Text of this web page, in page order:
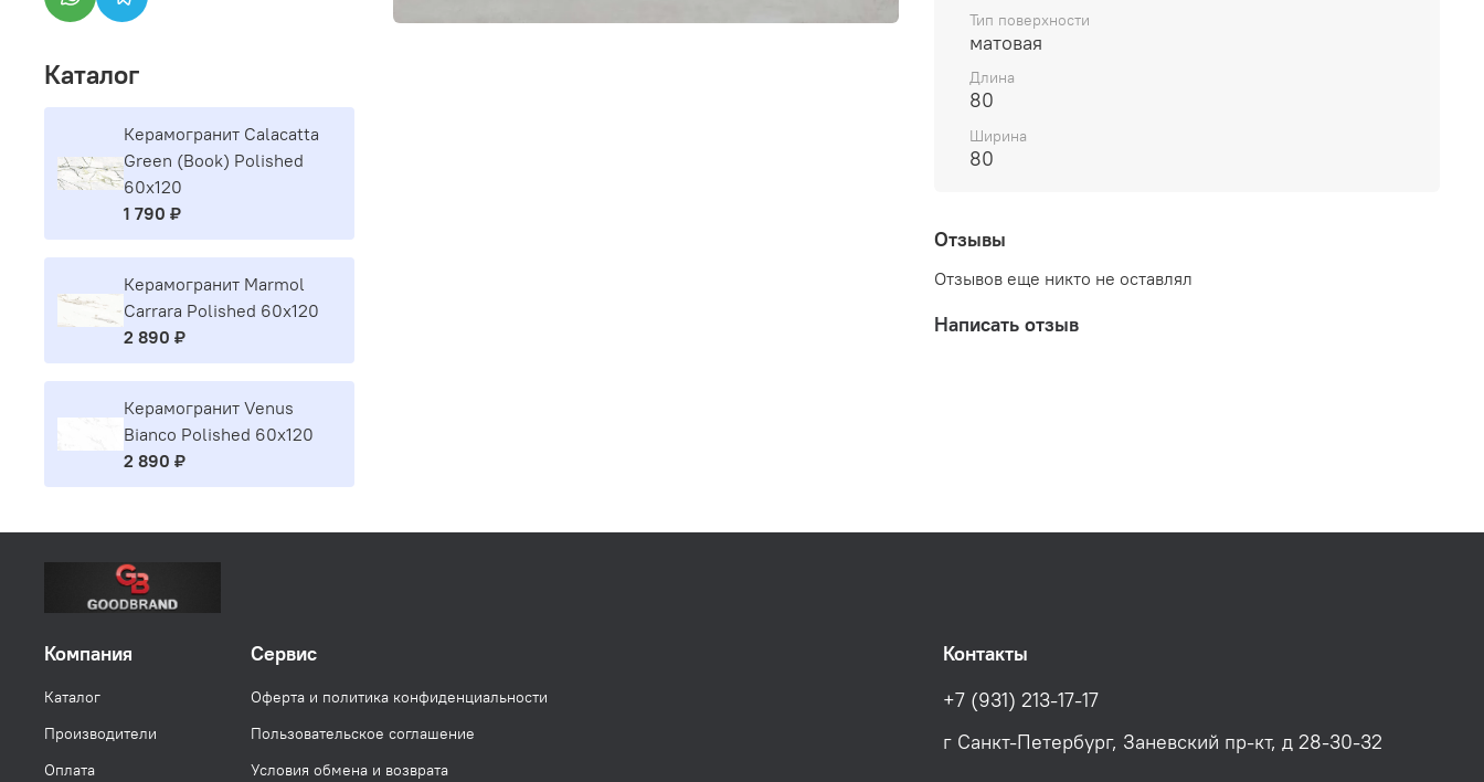
Тип поверхности
матовая
Длина
80
Ширина
80
Отзывы
Отзывов еще никто не оставлял
Написать отзыв
Каталог
Керамогранит Calacatta
Green (Book) Polished
60x120
1 790 ₽
Керамогранит Marmol
Carrara Polished 60x120
2 890 ₽
Керамогранит Venus
Bianco Polished 60x120
2 890 ₽
Компания
Каталог
Производители
Оплата
Сервис
Оферта и политика конфиденциальности
Пользовательское соглашение
Условия обмена и возврата
Контакты
+7 (931) 213-17-17
г Санкт-Петербург, Заневский пр-кт, д 28-30-32